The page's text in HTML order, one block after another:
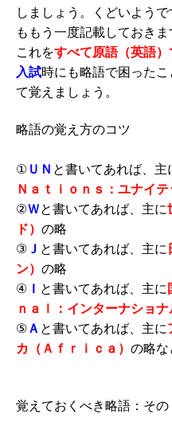
しましょう。くどいようで
ももう一度記載しておきま
これをすべて原語（英語）
入試時にも略語で困った
て覚えましょう。
略語の覚え方のコツ
① ＵＮ と書いてあれば、主
Ｎａｔｉｏｎｓ：ユナイ
②Ｗと書いてあれば、主に
ド） の略
③ Ｊ と書いてあれば、主に
ン） の略
④ Ｉ と書いてあれば、主に
ｎａｌ：インターナショナ
⑤ Ａ と書いてあれば、主に
カ（Ａｆｒｉｃａ） の略な
覚えておくべき略語：その